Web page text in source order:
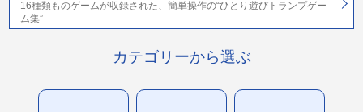
16種類ものゲームが収録された、簡単操作の“ひとり遊びトランプゲー
ム集”
カテゴリーから選ぶ